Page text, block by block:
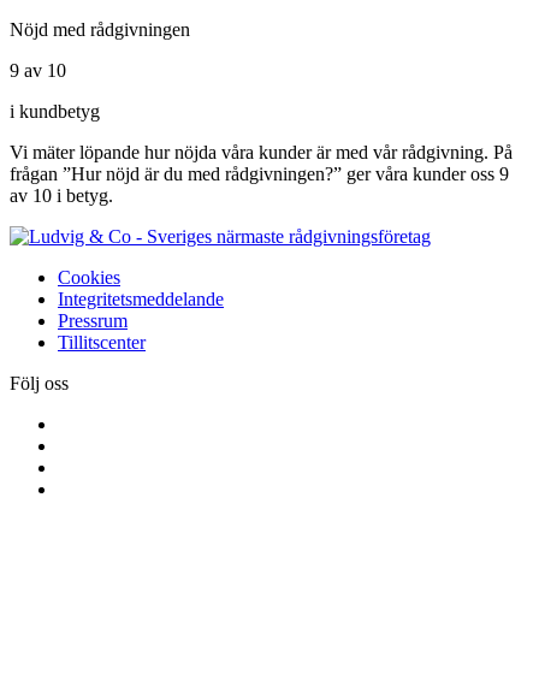
Nöjd med rådgivningen
9 av 10
i kundbetyg
Vi mäter löpande hur nöjda våra kunder är med vår rådgivning. På
frågan ”Hur nöjd är du med rådgivningen?” ger våra kunder oss 9
av 10 i betyg.
Cookies
Integritetsmeddelande
Pressrum
Tillitscenter
Följ oss